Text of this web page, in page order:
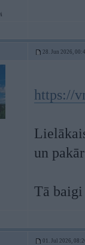
28. Jun 2026,
https://
un
Tā
01. Jul 2026,